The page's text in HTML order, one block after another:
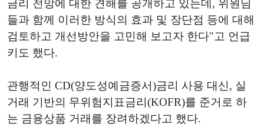
금리 전망에 대한 견해를 공개하고 있는데, 위원님
들과 함께 이러한 방식의 효과 및 장단점 등에 대해
검토하고 개선방안을 고민해 보고자 한다"고 언급
키도 했다.
관행적인 CD(양도성예금증서)금리 사용 대신, 실
거래 기반의 무위험지표금리(KOFR)를 준거로 하
는 금융상품 거래를 장려하겠다고 했다.